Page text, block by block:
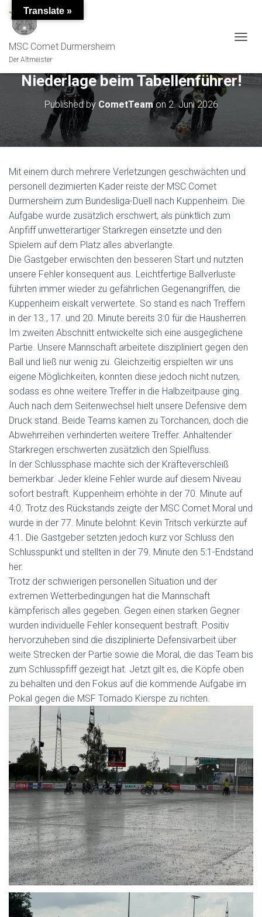
MSC Comet Durmersheim
Der Altmeister
Niederlage beim Tabellenführer!
Published by CometTeamon 2. Juni 2026
Mit einem durch mehrere Verletzungen geschwächten und
personell dezimierten Kader reiste der MSC Comet
Durmersheim zum Bundesliga-Duell nach Kuppenheim. Die
Aufgabe wurde zusätzlich erschwert, als pünktlich zum
Anpfiff unwetterartiger Starkregen einsetzte und den
Spielern auf dem Platz alles abverlangte.
Die Gastgeber erwischten den besseren Start und nutzten
unsere Fehler konsequent aus. Leichtfertige Ballverluste
führten immer wieder zu gefährlichen Gegenangriffen, die
Kuppenheim eiskalt verwertete. So stand es nach Treffern
in der 13., 17. und 20. Minute bereits 3:0 für die Hausherren.
Im zweiten Abschnitt entwickelte sich eine ausgeglichene
Partie. Unsere Mannschaft arbeitete diszipliniert gegen den
Ball und ließ nur wenig zu. Gleichzeitig erspielten wir uns
eigene Möglichkeiten, konnten diese jedoch nicht nutzen,
sodass es ohne weitere Treffer in die Halbzeitpause ging.
Auch nach dem Seitenwechsel hielt unsere Defensive dem
Druck stand. Beide Teams kamen zu Torchancen, doch die
Abwehrreihen verhinderten weitere Treffer. Anhaltender
Starkregen erschwerten zusätzlich den Spielfluss.
In der Schlussphase machte sich der Kräfteverschleiß
bemerkbar. Jeder kleine Fehler wurde auf diesem Niveau
sofort bestraft. Kuppenheim erhöhte in der 70. Minute auf
4:0. Trotz des Rückstands zeigte der MSC Comet Moral und
wurde in der 77. Minute belohnt: Kevin Tritsch verkürzte auf
4:1. Die Gastgeber setzten jedoch kurz vor Schluss den
Schlusspunkt und stellten in der 79. Minute den 5:1-Endstand
her.
Trotz der schwierigen personellen Situation und der
extremen Wetterbedingungen hat die Mannschaft
kämpferisch alles gegeben. Gegen einen starken Gegner
wurden individuelle Fehler konsequent bestraft. Positiv
hervorzuheben sind die disziplinierte Defensivarbeit über
weite Strecken der Partie sowie die Moral, die das Team bis
zum Schlusspfiff gezeigt hat. Jetzt gilt es, die Köpfe oben
zu behalten und den Fokus auf die kommende Aufgabe im
Pokal gegen die MSF Tornado Kierspe zu richten.
Translate »